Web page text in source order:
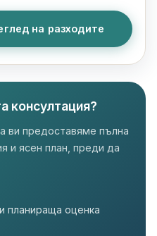
на разходите
консултация?
ви предоставяме пълна
и ясен план, преди да
планираща оценка